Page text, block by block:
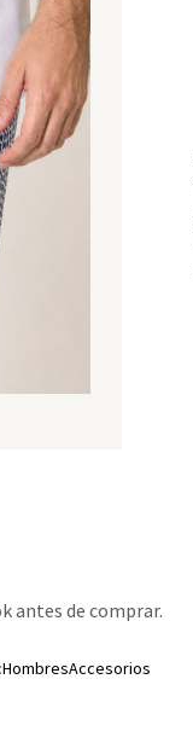
antes de comprar.
HombresAccesorios